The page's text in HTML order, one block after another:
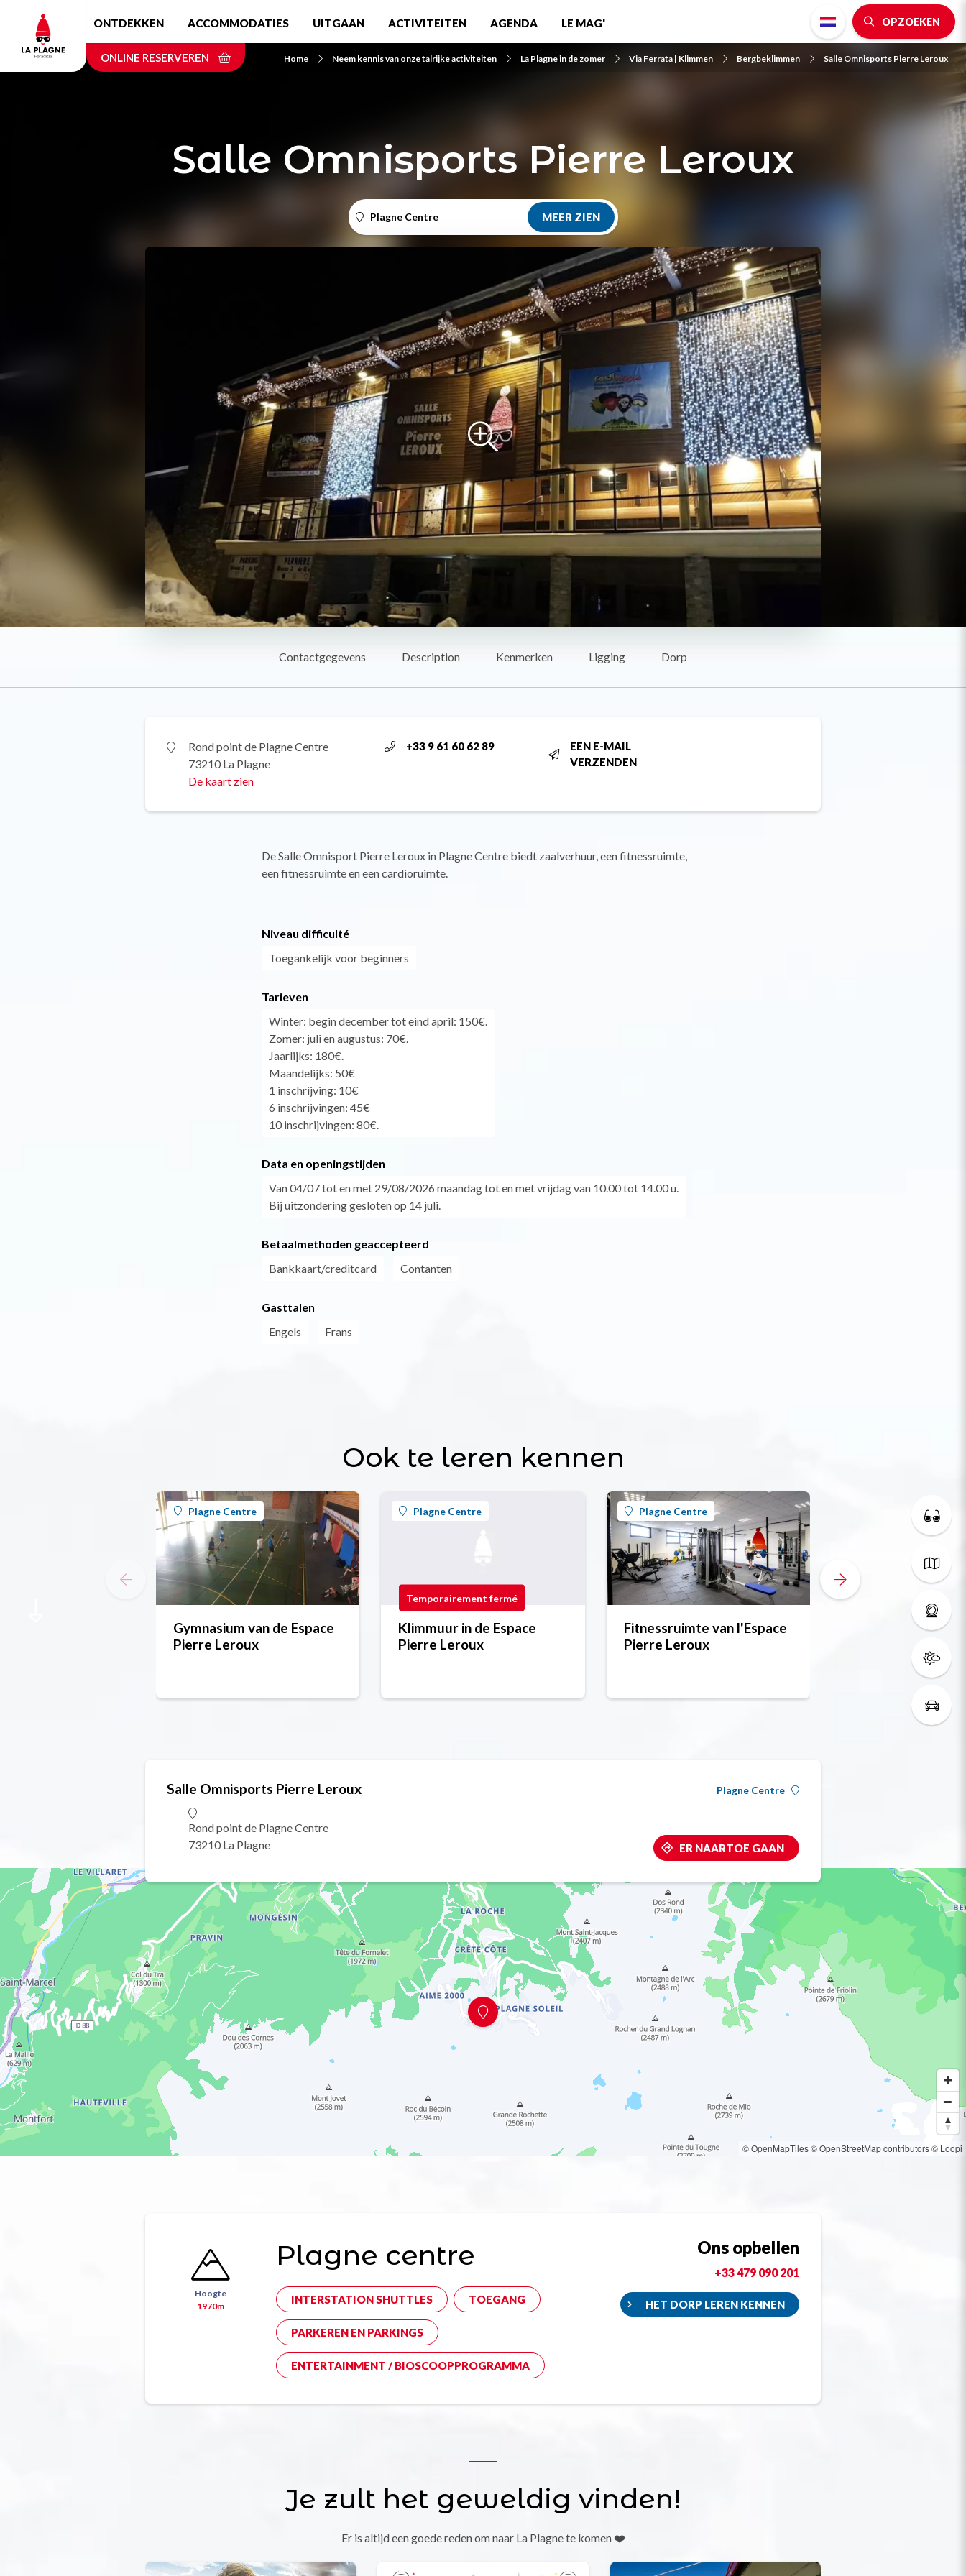
content
ONTDEKKEN ACCOMMODATIES UITGAAN ACTIVITEITEN AGENDA LE MAG' OPZOEKEN
ONLINE RESERVEREN Home Neem kennis van onze talrijke activiteiten La Plagne in de zomer Via Ferrata | Klimmen Bergbeklimmen Salle Omnisports Pierre Leroux
Salle Omnisports Pierre Leroux
Plagne Centre MEER ZIEN
Contactgegevens Description Kenmerken Ligging Dorp
Rond point de Plagne Centre
73210 La Plagne
De kaart zien
+33 9 61 60 62 89
EEN E-MAIL
VERZENDEN
De Salle Omnisport Pierre Leroux in Plagne Centre biedt zaalverhuur, een fitnessruimte,
een fitnessruimte en een cardioruimte.
Niveau difficulté
Toegankelijk voor beginners
Tarieven
Winter: begin december tot eind april: 150€.
Zomer: juli en augustus: 70€.
Jaarlijks: 180€.
Maandelijks: 50€
1 inschrijving: 10€
6 inschrijvingen: 45€
10 inschrijvingen: 80€.
Data en openingstijden
Van 04/07 tot en met 29/08/2026 maandag tot en met vrijdag van 10.00 tot 14.00 u.
Bij uitzondering gesloten op 14 juli.
Betaalmethoden geaccepteerd
Bankkaart/creditcard
Contanten
Gasttalen
Engels
Frans
Ook te leren kennen
Plagne Centre
Gymnasium van de Espace
Pierre Leroux
Plagne Centre
Temporairement fermé
Klimmuur in de Espace
Pierre Leroux
Plagne Centre
Fitnessruimte van l'Espace
Pierre Leroux
Plagne Centre
Cardioruimte van
Salle Omnisports Pierre Leroux
Rond point de Plagne Centre
73210 La Plagne
Plagne Centre
ER NAARTOE GAAN
© OpenMapTiles© OpenStreetMap contributors© Loopi
Hoogte
1970m
Plagne centre
INTERSTATION SHUTTLES TOEGANG
PARKEREN EN PARKINGS
ENTERTAINMENT / BIOSCOOPPROGRAMMA
Ons opbellen
+33 479 090 201
HET DORP LEREN KENNEN
Je zult het geweldig vinden!
Er is altijd een goede reden om naar La Plagne te komen ❤️